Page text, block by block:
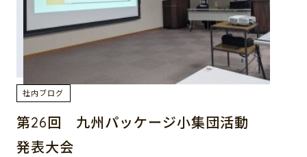
社内ブログ
第26回 九州パッケージ小集団活動
発表大会